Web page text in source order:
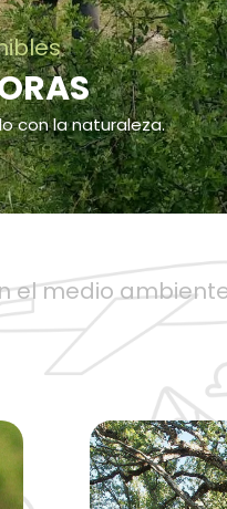
con la naturaleza.
el medio